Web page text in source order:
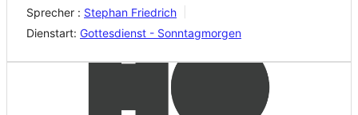
Sprecher : Stephan Friedrich
Dienstart: Gottesdienst - Sonntagmorgen